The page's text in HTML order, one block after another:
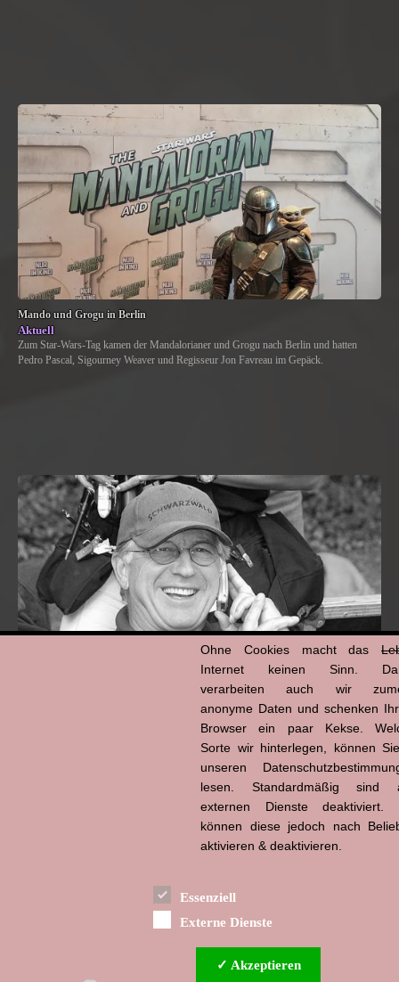
Mando und Grogu in Berlin
Aktuell
Zum Star-Wars-Tag kamen der Mandalorianer und Grogu nach Berlin und hatten
Pedro Pascal, Sigourney Weaver und Regisseur Jon Favreau im Gepäck.
Ohne Cookies macht das
Internet keinen Sinn.
verarbeiten auch wir
anonyme Daten und schenken
Browser ein paar Kekse.
Sorte wir hinterlegen, können
unseren
lesen. Standardmäßig sind
externen Dienste deaktiviert.
können diese jedoch nach
aktivieren & deaktivieren.
Essenziell
Externe Dienste
✓ Akzeptieren